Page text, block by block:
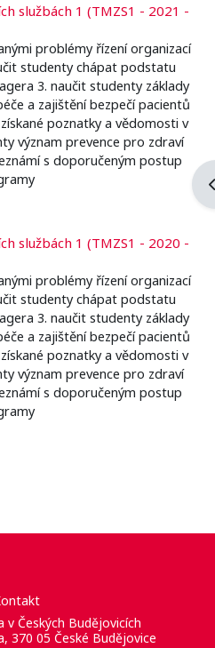
službách 1 (TMZS1 - 2021 -
problémy řízení organizací
studenty chápat podstatu
3. naučit studenty základy
a zajištění bezpečí pacientů
poznatky a vědomosti v
význam prevence pro zdraví
s doporučeným postup
službách 1 (TMZS1 - 2020 -
problémy řízení organizací
studenty chápat podstatu
3. naučit studenty základy
a zajištění bezpečí pacientů
poznatky a vědomosti v
význam prevence pro zdraví
s doporučeným postup
v Českých Budějovicích
370 05 České Budějovice